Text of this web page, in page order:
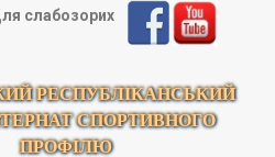
РЕСПУБЛІКАНСЬКИЙ
СПОРТИВНОГО
ПРОФІЛЮ
слабозорих